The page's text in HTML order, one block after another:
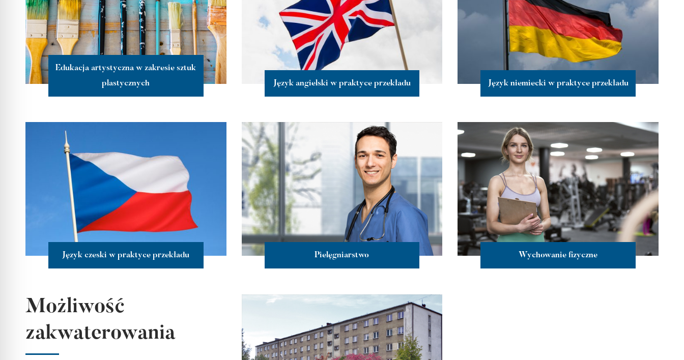
Edukacja artystyczna w zakresie sztuk
plastycznych
więcej
Język angielski w praktyce przekładu
więcej
Język niemiecki w praktyce przekładu
więcej
Język czeski w praktyce przekładu
więcej
Pielęgniarstwo
więcej
Wychowanie fizyczne
więcej
Możliwość
zakwaterowania